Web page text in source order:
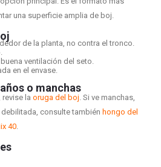
una superficie amplia de boj.
de la planta, no contra el tronco.
ventilación del seto.
en el envase.
o manchas
revise laoruga del boj. Si ve manchas,
consulte también hongo del
40.